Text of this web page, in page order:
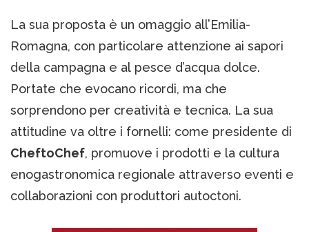
La sua proposta è un omaggio all’Emilia-
Romagna, con particolare attenzione ai sapori
della campagna e al pesce d’acqua dolce.
Portate che evocano ricordi, ma che
sorprendono per creatività e tecnica. La sua
attitudine va oltre i fornelli: come presidente di
CheftoChef, promuove i prodotti e la cultura
enogastronomica regionale attraverso eventi e
collaborazioni con produttori autoctoni.